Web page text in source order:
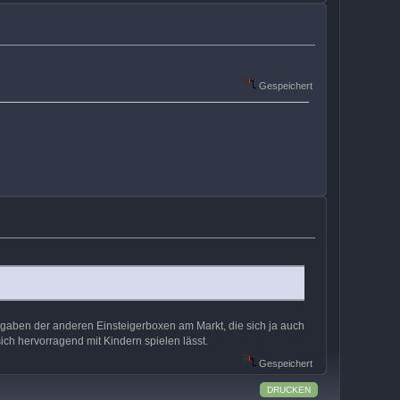
Gespeichert
der anderen Einsteigerboxen am Markt, die sich ja auch
hervorragend mit Kindern spielen lässt.
Gespeichert
DRUCKEN